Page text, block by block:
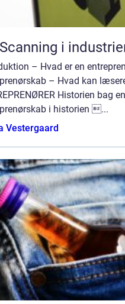
i
– Hvad er en
– Hvad kan
Historien bag
i historien ...
Vestergaard